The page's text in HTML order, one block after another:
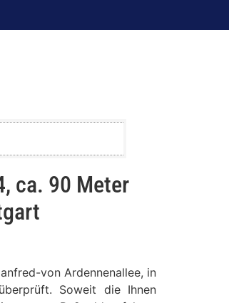
ca. 90 Meter
von Ardennenallee, in
Soweit die Ihnen